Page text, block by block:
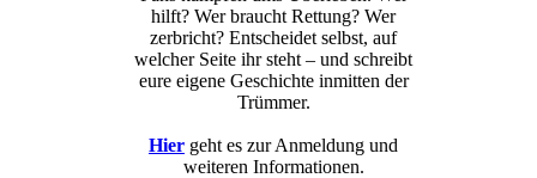
hilft? Wer braucht Rettung? Wer
zerbricht? Entscheidet selbst, auf
welcher Seite ihr steht – und schreibt
eure eigene Geschichte inmitten der
Trümmer.
Hier geht es zur Anmeldung und
weiteren Informationen.